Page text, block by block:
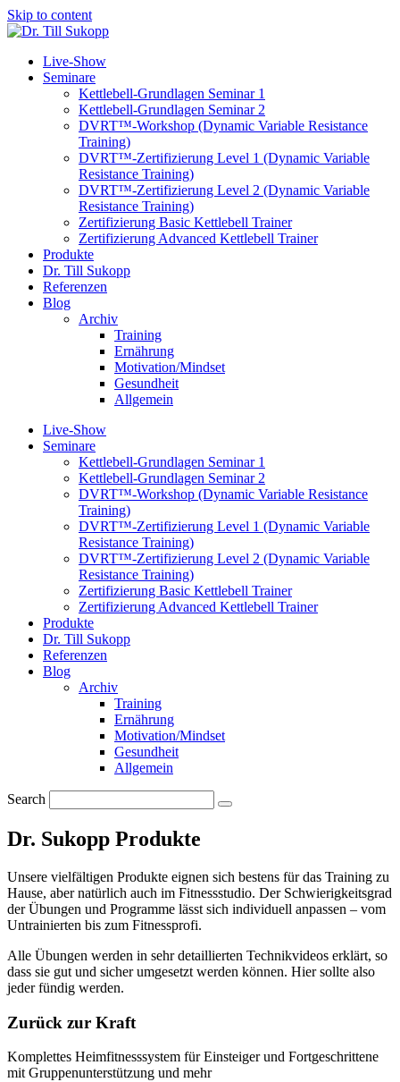
Skip to content
Live-Show
Seminare
Kettlebell-Grundlagen Seminar 1
Kettlebell-Grundlagen Seminar 2
DVRT™-Workshop (Dynamic Variable Resistance
Training)
DVRT™-Zertifizierung Level 1 (Dynamic Variable
Resistance Training)
DVRT™-Zertifizierung Level 2 (Dynamic Variable
Resistance Training)
Zertifizierung Basic Kettlebell Trainer
Zertifizierung Advanced Kettlebell Trainer
Produkte
Dr. Till Sukopp
Referenzen
Blog
Archiv
Training
Ernährung
Motivation/Mindset
Gesundheit
Allgemein
Live-Show
Seminare
Kettlebell-Grundlagen Seminar 1
Kettlebell-Grundlagen Seminar 2
DVRT™-Workshop (Dynamic Variable Resistance
Training)
DVRT™-Zertifizierung Level 1 (Dynamic Variable
Resistance Training)
DVRT™-Zertifizierung Level 2 (Dynamic Variable
Resistance Training)
Zertifizierung Basic Kettlebell Trainer
Zertifizierung Advanced Kettlebell Trainer
Produkte
Dr. Till Sukopp
Referenzen
Blog
Archiv
Training
Ernährung
Motivation/Mindset
Gesundheit
Allgemein
Search
Dr. Sukopp Produkte
Unsere vielfältigen Produkte eignen sich bestens für das Training zu
Hause, aber natürlich auch im Fitnessstudio. Der Schwierigkeitsgrad
der Übungen und Programme lässt sich individuell anpassen – vom
Untrainierten bis zum Fitnessprofi.
Alle Übungen werden in sehr detaillierten Technikvideos erklärt, so
dass sie gut und sicher umgesetzt werden können. Hier sollte also
jeder fündig werden.
Zurück zur Kraft
Komplettes Heimfitnesssystem für Einsteiger und Fortgeschrittene
mit Gruppenunterstützung und mehr